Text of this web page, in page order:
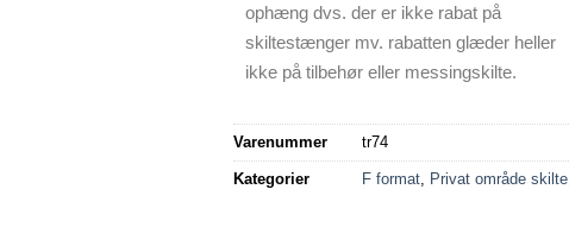
ophæng dvs. der er ikke rabat på
skiltestænger mv. rabatten glæder heller
ikke på tilbehør eller messingskilte.
Varenummer tr74
Kategorier F format Privat område skilte